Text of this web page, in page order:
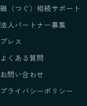
継 （つぐ） 相続サポート
法人パートナー募集
プレス
よくある質問
お問い合わせ
プライバシーポリシー